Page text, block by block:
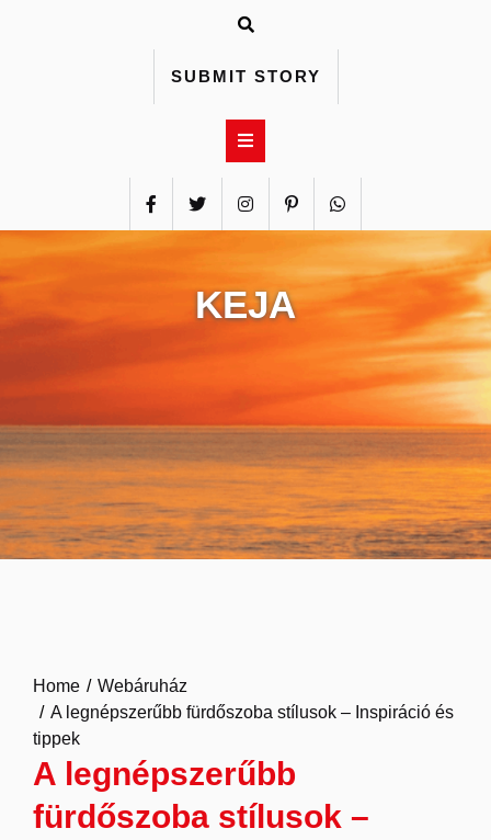
SUBMIT STORY
KEJA
Home
Webáruház
A legnépszerűbb fürdőszoba stílusok – Inspiráció és
tippek
A legnépszerűbb
fürdőszoba stílusok –